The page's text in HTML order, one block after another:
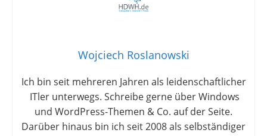
Wojciech Roslanowski
Ich bin seit mehreren Jahren als leidenschaftlicher
ITler unterwegs. Schreibe gerne über Windows
und WordPress-Themen & Co. auf der Seite.
Darüber hinaus bin ich seit 2008 als selbständiger